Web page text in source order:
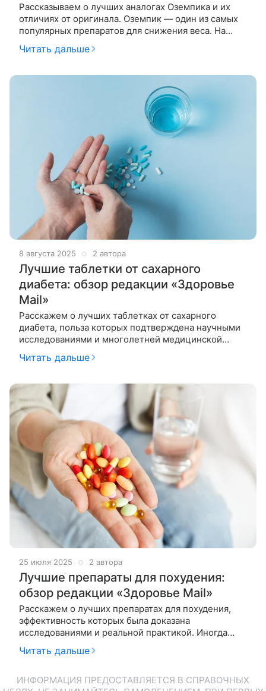
Рассказываем о лучших аналогах Оземпика и их
отличиях от оригинала. Оземпик — один из самых
популярных препаратов для снижения веса. На
разработаны его отечественные аналоги,
Читать дальше
8 августа 2025 2 автора
Лучшие таблетки от сахарного
диабета: обзор редакции «Здоровье
Mail»
Расскажем о лучших таблетках от сахарного
диабета, польза которых подтверждена научными
исследованиями и многолетней медицинской
практикой. На сегодняшний день на рынке
представлены различные лекарства — от
Читать дальше
25 июля 2025 2 автора
Лучшие препараты для похудения:
обзор редакции «Здоровье Mail»
Расскажем о лучших препаратах для похудения,
эффективность которых была доказана
исследованиями и реальной практикой. Иногда
соблюдать рекомендации по правильному питанию
и регулярной физической активности для снижения
Читать дальше
ИНФОРМАЦИЯ ПРЕДОСТАВЛЯЕТСЯ В СПРАВОЧНЫХ